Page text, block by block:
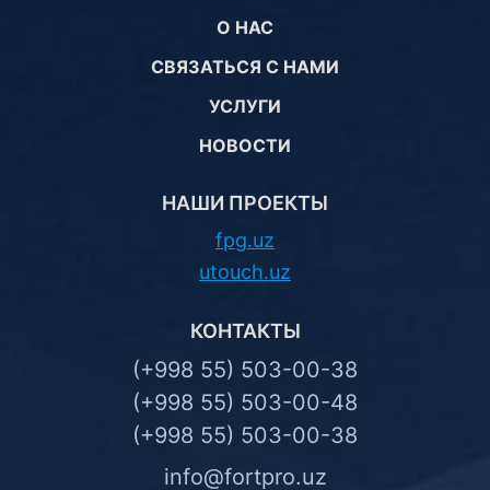
О НАС
СВЯЗАТЬСЯ С НАМИ
УСЛУГИ
НОВОСТИ
НАШИ ПРОЕКТЫ
fpg.uz
utouch.uz
КОНТАКТЫ
(+998 55) 503-00-38
(+998 55) 503-00-48
(+998 55) 503-00-38
info@fortpro.uz